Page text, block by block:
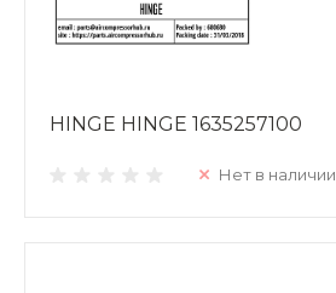
HINGE HINGE 1635257100
Нет в наличии